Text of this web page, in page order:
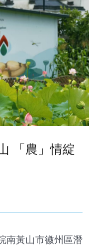
「農」情綻
南黃山市徽州區潛